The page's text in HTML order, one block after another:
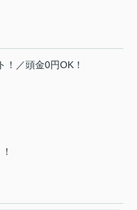
！／頭金0円OK！